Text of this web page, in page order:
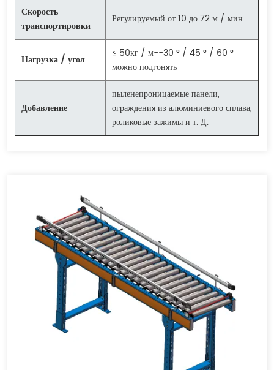
Скорость
транспортировки
Регулируемый от 10 до 72 м / мин
Нагрузка / угол
≤ 50кг / м--30 ° / 45 ° / 60 °
можно подгонять
Добавление
пыленепроницаемые панели,
ограждения из алюминиевого сплава,
роликовые зажимы и т. Д.